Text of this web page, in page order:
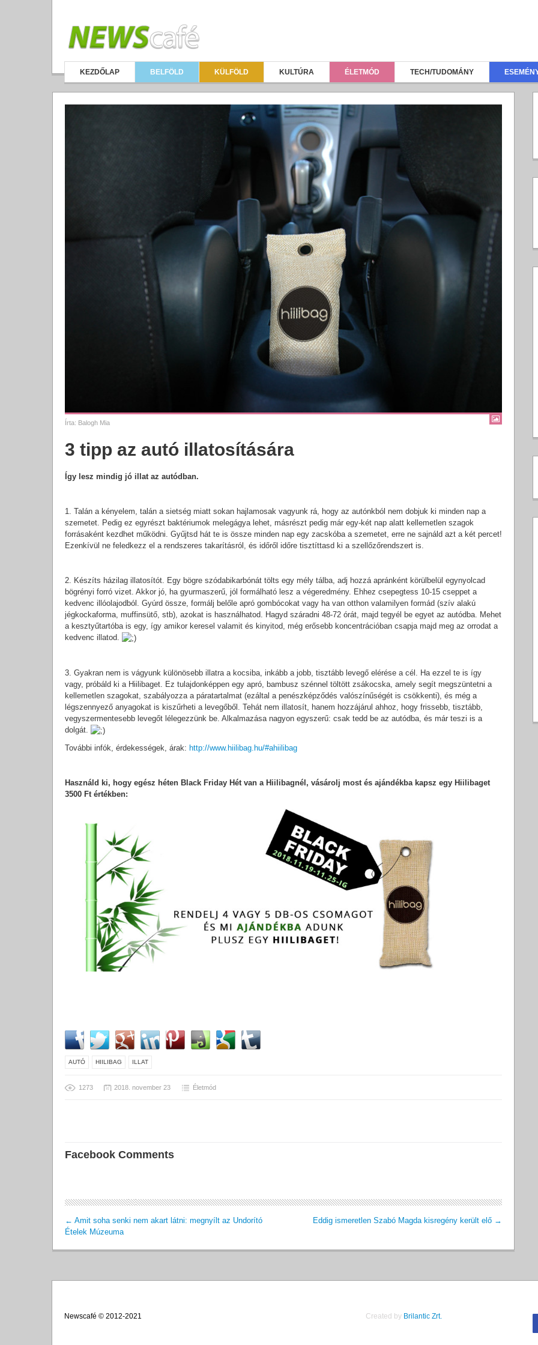
KEZDŐLAP BELFÖLD KÜLFÖLD KULTÚRA ÉLETMÓD TECH/TUDOMÁNY
Írta: Balogh Mia
3 tipp az autó illatosítására
Így lesz mindig jó illat az autódban.
1. Talán a kényelem, talán a sietség miatt sokan hajlamosak vagyunk rá, hogy az autónkból nem dobjuk ki minden nap a
szemetet. Pedig ez egyrészt baktériumok melegágya lehet, másrészt pedig már egy-két nap alatt kellemetlen szagok
forrásaként kezdhet működni. Gyűjtsd hát te is össze minden nap egy zacskóba a szemetet, erre ne sajnáld azt a két percet!
Ezenkívül ne feledkezz el a rendszeres takarításról, és időről időre tisztíttasd ki a szellőzőrendszert is.
2. Készíts házilag illatosítót. Egy bögre szódabikarbónát tölts egy mély tálba, adj hozzá apránként körülbelül egynyolcad
bögrényi forró vizet. Akkor jó, ha gyurmaszerű, jól formálható lesz a végeredmény. Ehhez csepegtess 10-15 cseppet a
kedvenc illóolajodból. Gyúrd össze, formálj belőle apró gombócokat vagy ha van otthon valamilyen formád (szív alakú
jégkockaforma, muffinsütő, stb), azokat is használhatod. Hagyd száradni 48-72 órát, majd tegyél be egyet az autódba. Mehet
a kesztyűtartóba is egy, így amikor keresel valamit és kinyitod, még erősebb koncentrációban csapja majd meg az orrodat a
kedvenc illatod.
3. Gyakran nem is vágyunk különösebb illatra a kocsiba, inkább a jobb, tisztább levegő elérése a cél. Ha ezzel te is így
vagy, próbáld ki a Hiilibaget. Ez tulajdonképpen egy apró, bambusz szénnel töltött zsákocska, amely segít megszüntetni a
kellemetlen szagokat, szabályozza a páratartalmat (ezáltal a penészképződés valószínűségét is csökkenti), és még a
légszennyező anyagokat is kiszűrheti a levegőből. Tehát nem illatosít, hanem hozzájárul ahhoz, hogy frissebb, tisztább,
vegyszermentesebb levegőt lélegezzünk be. Alkalmazása nagyon egyszerű: csak tedd be az autódba, és már teszi is a
dolgát.
További infók, érdekességek, árak: http://www.hiilibag.hu/#ahiilibag
Használd ki, hogy egész héten Black Friday Hét van a Hiilibagnél, vásárolj most és ajándékba kapsz egy Hiilibaget
3500 Ft értékben:
AUTÓ HIILIBAG ILLAT
1273 2018. november 23 Életmód
Facebook Comments
← Amit soha senki nem akart látni: megnyílt az Undorító
Ételek Múzeuma
Eddig ismeretlen Szabó Magda kisregény került elő →
Newscafé © 2012-2021 Created by Brilantic Zrt.